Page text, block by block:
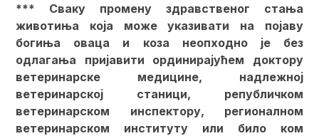
*** Сваку промену здравственог стања
животиња која може указивати на појаву
богиња оваца и коза неопходно је без
одлагања пријавити ординирајућем доктору
ветеринарске медицине, надлежној
ветеринарској станици, републичком
ветеринарском инспектору, регионалном
ветеринарском институту или било ком